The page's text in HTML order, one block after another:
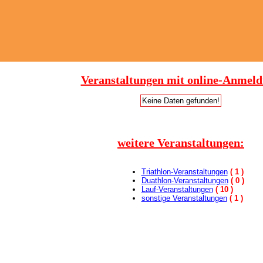
Veranstaltungen mit online-
Keine Daten gefunden!
weitere Veranstaltungen:
Triathlon-Veranstaltungen ( 1 )
Duathlon-Veranstaltungen ( 0 )
Lauf-Veranstaltungen ( 10 )
sonstige Veranstaltungen ( 1 )